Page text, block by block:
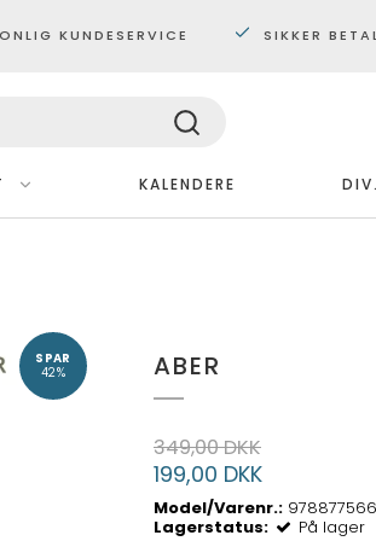
KUNDESERVICE SIKKER
KALENDERE
SPAR
42%
ABER
349,00 DKK
199,00 DKK
Model/Varenr.:
Lagerstatus:
På lager